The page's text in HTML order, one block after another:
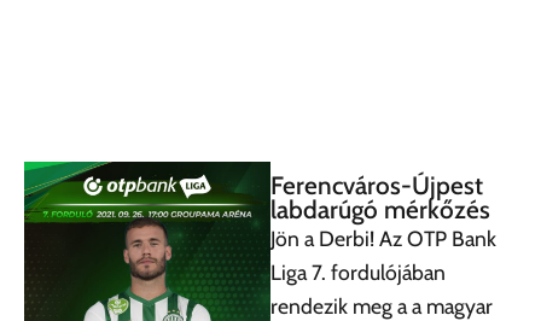
Ferencváros-Újpest
labdarúgó mérkőzés
Jön a Derbi! Az OTP Bank
Liga 7. fordulójában
rendezik meg a a magyar